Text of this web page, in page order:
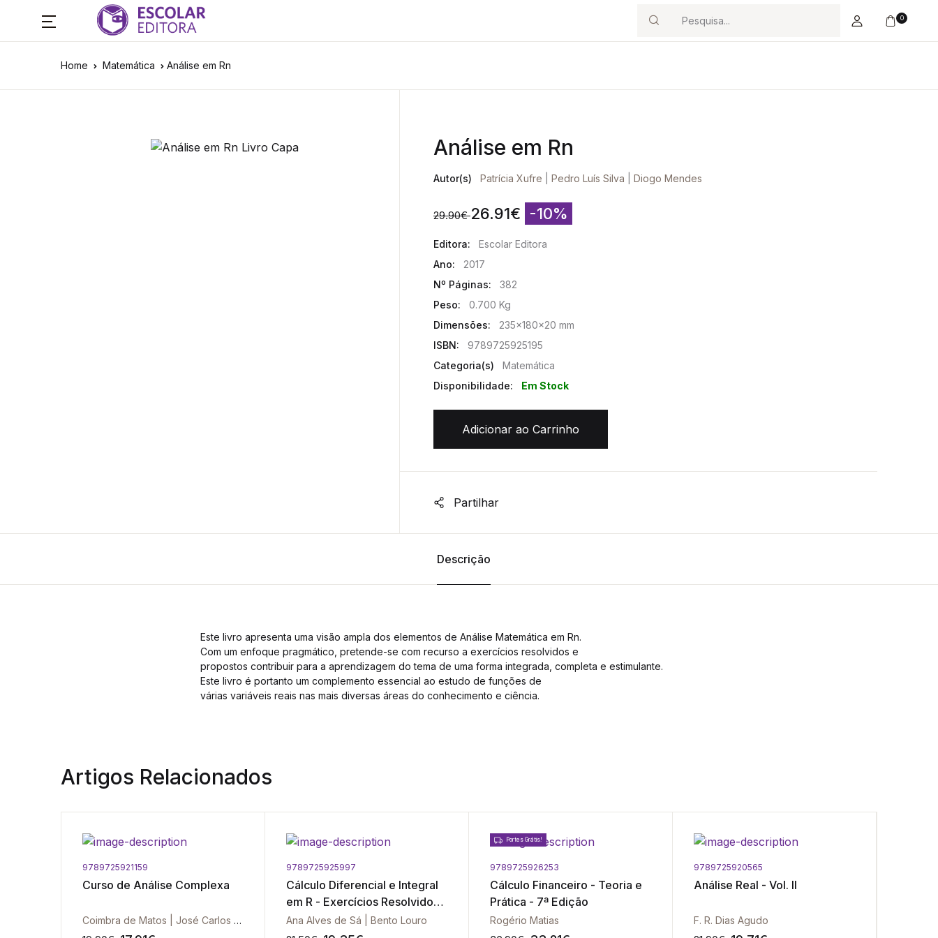
Search
0
Home Matemática Análise em Rn
Análise em Rn
Autor(s) Patrícia Xufre Pedro Luís Silva Diogo Mendes
29.90€ 26.91€ -10%
Editora:
Escolar Editora
Ano:
2017
Nº Páginas:
382
Peso:
0.700 Kg
Dimensões:
235x180x20 mm
ISBN:
9789725925195
Categoria(s)
Matemática
Disponibilidade:
Em Stock
Adicionar ao Carrinho
Partilhar
Descrição
Este livro apresenta uma visão ampla dos elementos de Análise Matemática em Rn.
Com um enfoque pragmático, pretende-se com recurso a exercícios resolvidos e
propostos contribuir para a aprendizagem do tema de uma forma integrada, completa e estimulante.
Este livro é portanto um complemento essencial ao estudo de funções de
várias variáveis reais nas mais diversas áreas do conhecimento e ciência.
Artigos Relacionados
9789725921159
Curso de Análise Complexa
Coimbra de Matos | José Carlos Santos
9789725925997
Cálculo Diferencial e Integral
em R - Exercícios Resolvidos -
Vol. 2
Ana Alves de Sá | Bento Louro
Portes Grátis!
9789725926253
Cálculo Financeiro - Teoria e
Prática - 7ª Edição
Rogério Matias
9789725920565
Análise Real - Vol. II
F. R. Dias Agudo